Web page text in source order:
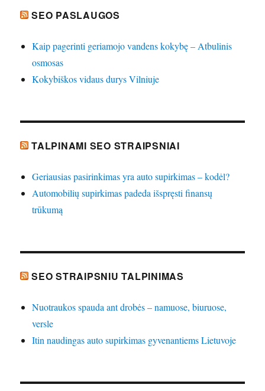
SEO PASLAUGOS
Kaip pagerinti geriamojo vandens kokybę – Atbulinis
osmosas
Kokybiškos vidaus durys Vilniuje
TALPINAMI SEO STRAIPSNIAI
Geriausias pasirinkimas yra auto supirkimas – kodėl?
Automobilių supirkimas padeda išspręsti finansų
trūkumą
SEO STRAIPSNIU TALPINIMAS
Nuotraukos spauda ant drobės – namuose, biuruose,
versle
Itin naudingas auto supirkimas gyvenantiems Lietuvoje